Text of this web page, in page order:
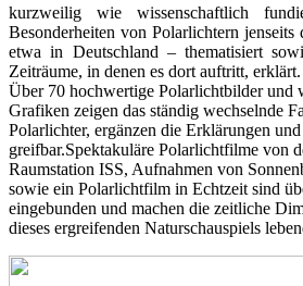
kurzweilig wie wissenschaftlich
Besonderheiten von Polarlichtern
etwa in Deutschland – thematisiert
Zeiträume, in denen es dort auftritt, erklärt.
Über 70 hochwertige Polarlichtbilder und
Grafiken zeigen das ständig wechselnde
Polarlichter, ergänzen die Erklärungen
greifbar.Spektakuläre Polarlichtfilme von
Raumstation ISS, Aufnahmen von
sowie ein Polarlichtfilm in Echtzeit sind
eingebunden und machen die zeitliche
dieses ergreifenden Naturschauspiels